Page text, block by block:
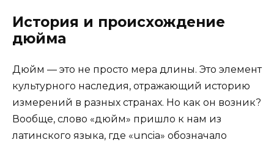
История и происхождение
дюйма
Дюйм — это не просто мера длины. Это элемент
культурного наследия, отражающий историю
измерений в разных странах. Но как он возник?
Вообще, слово «дюйм» пришло к нам из
латинского языка, где «uncia» обозначало